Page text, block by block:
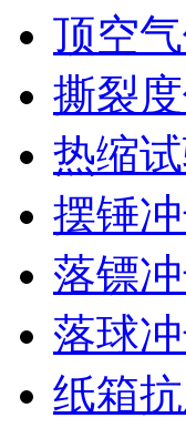
顶空
撕裂
热缩
摆锤
落镖
落球
纸箱